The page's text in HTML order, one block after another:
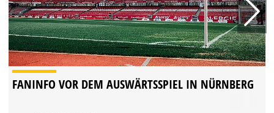
FANINFO VOR DEM AUSWÄRTSSPIEL IN NÜRNBERG